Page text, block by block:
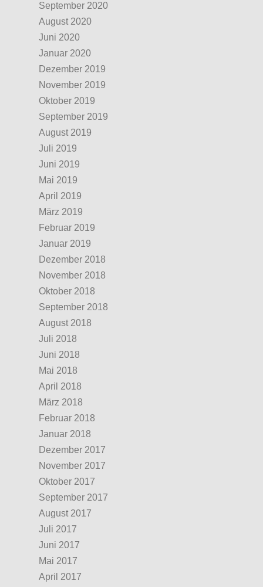
September 2020
August 2020
Juni 2020
Januar 2020
Dezember 2019
November 2019
Oktober 2019
September 2019
August 2019
Juli 2019
Juni 2019
Mai 2019
April 2019
März 2019
Februar 2019
Januar 2019
Dezember 2018
November 2018
Oktober 2018
September 2018
August 2018
Juli 2018
Juni 2018
Mai 2018
April 2018
März 2018
Februar 2018
Januar 2018
Dezember 2017
November 2017
Oktober 2017
September 2017
August 2017
Juli 2017
Juni 2017
Mai 2017
April 2017